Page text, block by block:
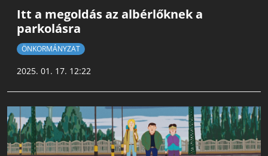
Itt a megoldás az albérlőknek a
parkolásra
ÖNKORMÁNYZAT
2025. 01. 17. 12:22